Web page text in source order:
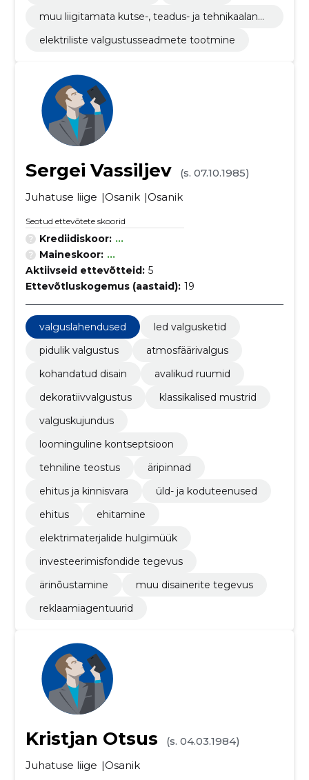
muu liigitamata kutse-, teadus- ja tehnikaalane
elektriliste valgustusseadmete tootmine
Sergei Vassiljev
(s. 07.10.1985)
Juhatuse liige
Osanik Osanik
Seotud ettevõtete skoorid
Krediidiskoor: ...
Maineskoor: ...
Aktiivseid ettevõtteid: 5
Ettevõtluskogemus (aastaid): 19
valguslahendused
led valgusketid
pidulik valgustus
atmosfäärivalgus
kohandatud disain
avalikud ruumid
dekoratiivvalgustus
klassikalised mustrid
valguskujundus
loominguline kontseptsioon
tehniline teostus
äripinnad
ehitus ja kinnisvara
üld- ja koduteenused
ehitus
ehitamine
elektrimaterjalide hulgimüük
investeerimisfondide tegevus
ärinõustamine
muu disainerite tegevus
reklaamiagentuurid
Kristjan Otsus
(s. 04.03.1984)
Juhatuse liige
Osanik